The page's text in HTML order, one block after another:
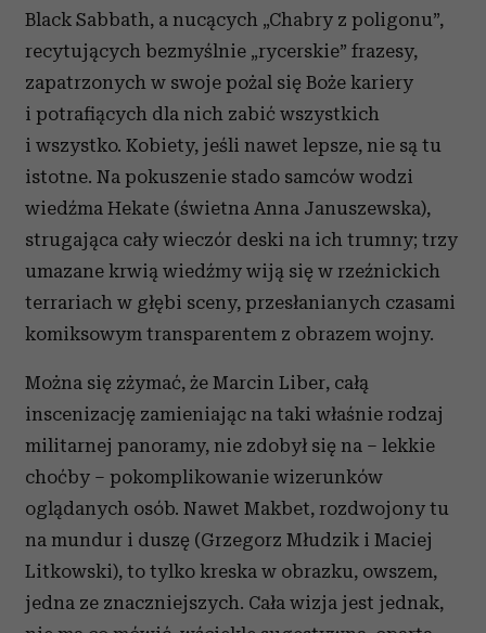
Black Sabbath, a nucących „Chabry z poligonu”,
recytujących bezmyślnie „rycerskie” frazesy,
zapatrzonych w swoje pożal się Boże kariery
i potrafiących dla nich zabić wszystkich
i wszystko. Kobiety, jeśli nawet lepsze, nie są tu
istotne. Na pokuszenie stado samców wodzi
wiedźma Hekate (świetna Anna Januszewska),
strugająca cały wieczór deski na ich trumny; trzy
umazane krwią wiedźmy wiją się w rzeźnickich
terrariach w głębi sceny, przesłanianych czasami
komiksowym transparentem z obrazem wojny.
Można się zżymać, że Marcin Liber, całą
inscenizację zamieniając na taki właśnie rodzaj
militarnej panoramy, nie zdobył się na – lekkie
choćby – pokomplikowanie wizerunków
oglądanych osób. Nawet Makbet, rozdwojony tu
na mundur i duszę (Grzegorz Młudzik i Maciej
Litkowski), to tylko kreska w obrazku, owszem,
jedna ze znaczniejszych. Cała wizja jest jednak,